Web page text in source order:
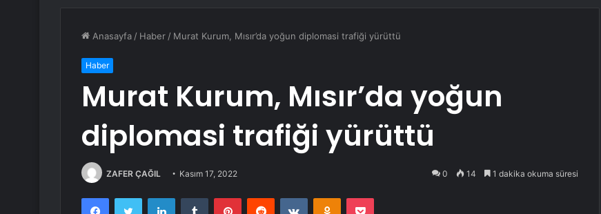
Anasayfa / Haber / Murat Kurum, Mısır’da yoğun diplomasi trafiği yürüttü
Haber
Murat Kurum, Mısır’da yoğun
diplomasi trafiği yürüttü
ZAFER ÇAĞIL Kasım 17, 2022 0 14 1 dakika okuma süresi
FacebookTwitter LinkedInTumblr PinterestReddit VKontakteOdnoklassniki
Pocket